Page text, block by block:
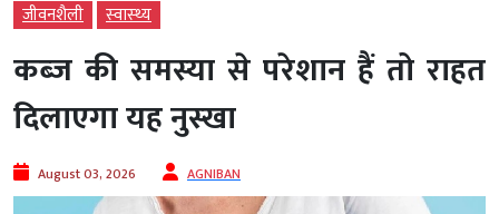
जीवनशैली स्‍वास्‍थ्‍य
कब्‍ज की समस्‍या से परेशान हैं तो राहत
दिलाएगा यह नुस्‍खा
August 03, 2026 AGNIBAN